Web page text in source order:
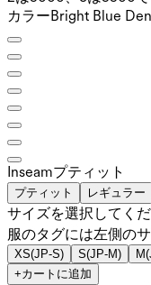
カラーBright Blue
Inseam️プティット
プティット レギュラー
サイズを選択してく
服のタグには左側の
XS(JP-S) S(JP-M) M(
+カートに追加